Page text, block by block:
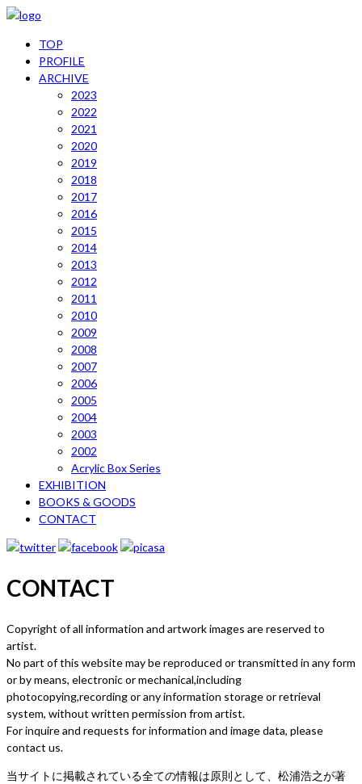
TOP
PROFILE
ARCHIVE
2023
2022
2021
2020
2019
2018
2017
2016
2015
2014
2013
2012
2011
2010
2009
2008
2007
2006
2005
2004
2003
2002
Acrylic Box Series
EXHIBITION
BOOKS & GOODS
CONTACT
CONTACT
Copyright of all information and artwork images are reserved to
artist.
No part of this website may be reproduced or transmitted in any form
or by means, electronic or mechanical,including
photocopying,recording or any information storage or retrieval
system, without written permission from artist.
For inquire and requests for information and image data, please
contact us.
当サイトに掲載されている全ての情報は原則として、松浦浩之が著